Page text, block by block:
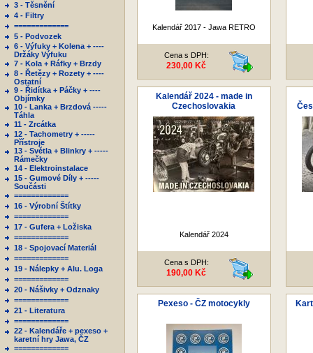
3 - Těsnění
4 - Filtry
=============
5 - Podvozek
6 - Výfuky + Kolena + ----
Držáky Výfuku
7 - Kola + Ráfky + Brzdy
8 - Řetězy + Rozety + ----
Ostatní
9 - Řidítka + Páčky + ----
Objímky
10 - Lanka + Brzdová -----
Táhla
11 - Zrcátka
12 - Tachometry + -----
Přístroje
13 - Světla + Blinkry + -----
Rámečky
14 - Elektroinstalace
15 - Gumové Díly + -----
Součásti
=============
16 - Výrobní Štítky
=============
17 - Gufera + Ložiska
=============
18 - Spojovací Materiál
=============
19 - Nálepky + Alu. Loga
=============
20 - Nášivky + Odznaky
=============
21 - Literatura
=============
22 - Kalendáře + pexeso +
karetní hry Jawa, ČZ
=============
Kalendář 2017 - Jawa RETRO
Cena s DPH:
230,00 Kč
Kalendář 2024 - made in
Czechoslovakia
Kalendář 2024
Cena s DPH:
190,00 Kč
Pexeso - ČZ motocykly